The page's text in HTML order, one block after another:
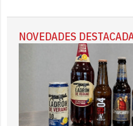
NOVEDADES